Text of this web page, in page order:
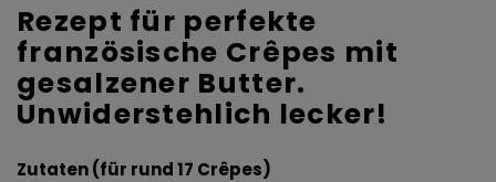
Rezept für perfekte
französische Crêpes mit
gesalzener Butter.
Unwiderstehlich lecker!
Zutaten (für rund 17 Crêpes)